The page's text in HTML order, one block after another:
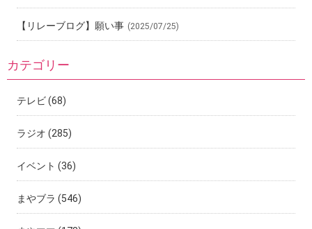
【リレーブログ】願い事 (2025/07/25)
カテゴリー
テレビ(68)
ラジオ (285)
イベント (36)
まやブラ (546)